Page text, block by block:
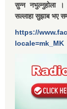
सुन्न नभुल्नुहोला
सल्लाहा सुझाब भए
https://
locale=mk_MK